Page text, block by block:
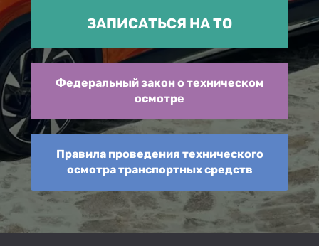
ЗАПИСАТЬСЯ НА ТО
Федеральный закон о техническом
осмотре
Правила проведения технического
осмотра транспортных средств